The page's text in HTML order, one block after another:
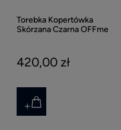
Torebka Kopertówka
Skórzana Czarna OFFme
420,00 zł